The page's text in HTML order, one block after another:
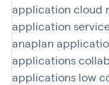
application cloud
application
anaplan
applications
applications low